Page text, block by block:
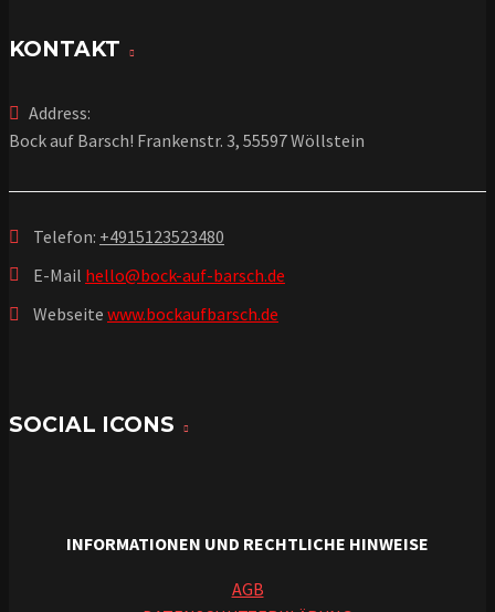
KONTAKT
Address:
Bock auf Barsch! Frankenstr. 3, 55597 Wöllstein
Telefon: +4915123523480
E-Mail hello@bock-auf-barsch.de
Webseite www.bockaufbarsch.de
SOCIAL ICONS
INFORMATIONEN UND RECHTLICHE HINWEISE
AGB